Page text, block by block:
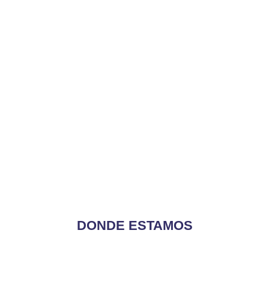
DONDE ESTAMOS